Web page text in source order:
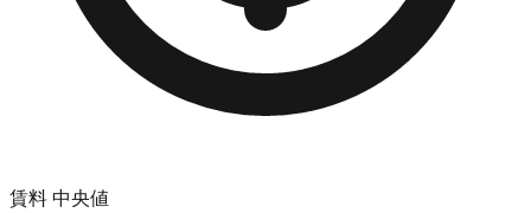
賃料 中央値